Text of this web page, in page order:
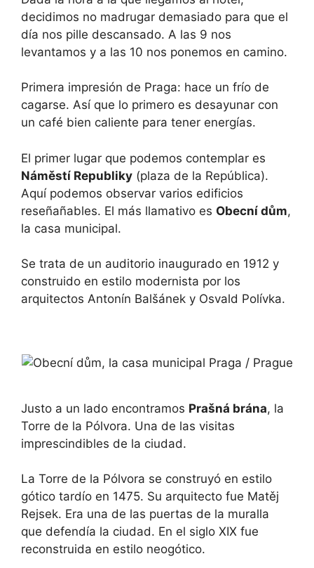
decidimos no madrugar demasiado para que el
día nos pille descansado. A las 9 nos
levantamos y a las 10 nos ponemos en camino.
Primera impresión de Praga: hace un frío de
cagarse. Así que lo primero es desayunar con
un café bien caliente para tener energías.
El primer lugar que podemos contemplar es
Náměstí Republiky (plaza de la República).
Aquí podemos observar varios edificios
reseñañables. El más llamativo es Obecní dům,
la casa municipal.
Se trata de un auditorio inaugurado en 1912 y
construido en estilo modernista por los
arquitectos Antonín Balšánek y Osvald Polívka.
Justo a un lado encontramos Prašná brána, la
Torre de la Pólvora. Una de las visitas
imprescindibles de la ciudad.
La Torre de la Pólvora se construyó en estilo
gótico tardío en 1475. Su arquitecto fue Matěj
Rejsek. Era una de las puertas de la muralla
que defendía la ciudad. En el siglo XIX fue
reconstruida en estilo neogótico.